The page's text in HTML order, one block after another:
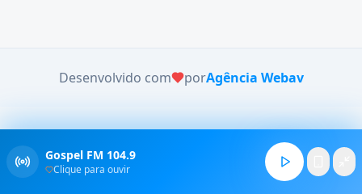
Desenvolvido com porAgência Webav
Gospel FM 104.9
Clique para ouvir